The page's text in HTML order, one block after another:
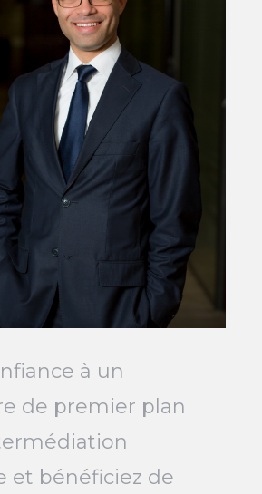
à un
de premier plan
et bénéficiez de